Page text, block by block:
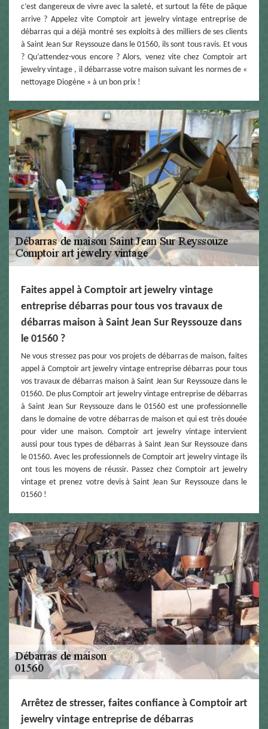
c’est dangereux de vivre avec la saleté, et surtout la fête de pâque
arrive ? Appelez vite Comptoir art jewelry vintage entreprise de
débarras qui a déjà montré ses exploits à des milliers de ses clients
à Saint Jean Sur Reyssouze dans le 01560, ils sont tous ravis. Et vous
? Qu’attendez-vous encore ? Alors, venez vite chez Comptoir art
jewelry vintage , il débarrasse votre maison suivant les normes de «
nettoyage Diogène » à un bon prix !
Faites appel à Comptoir art jewelry vintage
entreprise débarras pour tous vos travaux de
débarras maison à Saint Jean Sur Reyssouze dans
le 01560 ?
Ne vous stressez pas pour vos projets de débarras de maison, faites
appel à Comptoir art jewelry vintage entreprise débarras pour tous
vos travaux de débarras maison à Saint Jean Sur Reyssouze dans le
01560. De plus Comptoir art jewelry vintage entreprise de débarras
à Saint Jean Sur Reyssouze dans le 01560 est une professionnelle
dans le domaine de votre débarras de maison et qui est très douée
pour vider une maison. Comptoir art jewelry vintage intervient
aussi pour tous types de débarras à Saint Jean Sur Reyssouze dans
le 01560. Avec les professionnels de Comptoir art jewelry vintage ils
ont tous les moyens de réussir. Passez chez Comptoir art jewelry
vintage et prenez votre devis à Saint Jean Sur Reyssouze dans le
01560 !
Arrêtez de stresser, faites confiance à Comptoir art
jewelry vintage entreprise de débarras